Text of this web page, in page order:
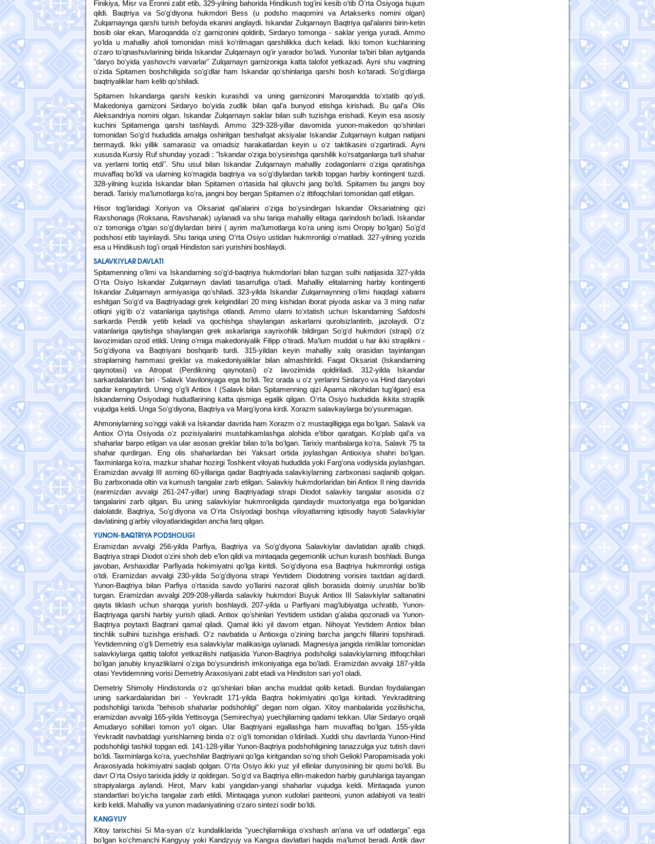
Finikiya, Misr va Eronni zabt etib, 329-yilning bahorida Hindikush togʻini kesib oʻtib Oʻrta Osiyoga hujum
qildi. Baqtriya va Soʻgʻdiyona hukmdori Bess (u podsho maqomini va Artakserks nomini olgan)
Zulqarnaynga qarshi turish befoyda ekanini anglaydi. Iskandar Zulqarnayn Baqtriya qal’alarini birin-ketin
bosib olar ekan, Maroqandda oʻz garnizonini qoldirib, Sirdaryo tomonga - saklar yeriga yuradi. Ammo
yoʻlda u mahalliy aholi tomonidan misli koʻrilmagan qarshilikka duch keladi. Ikki tomon kuchlarining
oʻzaro toʻqnashuvlarining birida Iskandar Zulqarnayn ogʻir yarador boʻladi. Yunonlar ta’biri bilan aytganda
"daryo boʻyida yashovchi varvarlar" Zulqarnayn garnizoniga katta talofot yetkazadi. Ayni shu vaqtning
oʻzida Spitamen boshchiligida soʻgʻdlar ham Iskandar qoʻshinlariga qarshi bosh koʻtaradi. Soʻgʻdlarga
baqtriyaliklar ham kelib qoʻshiladi.
Spitamen Iskandarga qarshi keskin kurashdi va uning garnizonini Maroqandda toʻxtatib qoʻydi.
Makedoniya garnizoni Sirdaryo boʻyida zudlik bilan qal’a bunyod etishga kirishadi. Bu qal’a Olis
Aleksandriya nomini olgan. Iskandar Zulqarnayn saklar bilan sulh tuzishga erishadi. Keyin esa asosiy
kuchini Spitamenga qarshi tashlaydi. Ammo 329-328-yillar davomida yunon-makedon qoʻshinlari
tomonidan Soʻgʻd hududida amalga oshirilgan beshafqat aksiyalar Iskandar Zulqarnayn kutgan natijani
bermaydi. Ikki yillik samarasiz va omadsiz harakatlardan keyin u oʻz taktikasini oʻzgartiradi. Ayni
xususda Kursiy Ruf shunday yozadi : "Iskandar oʻziga boʻysinishga qarshilik koʻrsatganlarga turli shahar
va yerlarni tortiq etdi". Shu usul bilan Iskandar Zulqarnayn mahalliy zodagonlarni oʻziga qaratishga
muvaffaq boʻldi va ularning koʻmagida baqtriya va soʻgʻdiylardan tarkib topgan harbiy kontingent tuzdi.
328-yilning kuzida Iskandar bilan Spitamen oʻrtasida hal qiluvchi jang boʻldi. Spitamen bu jangni boy
beradi. Tarixiy ma’lumotlarga koʻra, jangni boy bergan Spitamen oʻz ittifoqchilari tomonidan qatl etilgan.
Hisor togʻlaridagi Xoriyon va Oksariat qal’alarini oʻziga boʻysindirgan Iskandar Oksariatning qizi
Raxshonaga (Roksana, Ravshanak) uylanadi va shu tariqa mahalliy elitaga qarindosh boʻladi. Iskandar
oʻz tomoniga oʻtgan soʻgʻdiylardan birini ( ayrim ma’lumotlarga koʻra uning ismi Oropiy boʻlgan) Soʻgʻd
podshosi etib tayinlaydi. Shu tariqa uning Oʻrta Osiyo ustidan hukmronligi oʻrnatiladi. 327-yilning yozida
esa u Hindikush togʻi orqali Hindiston sari yurishini boshlaydi.
SALAVKIYLAR DAVLATI
Spitamenning oʻlimi va Iskandarning soʻgʻd-baqtriya hukmdorlari bilan tuzgan sulhi natijasida 327-yilda
Oʻrta Osiyo Iskandar Zulqarnayn davlati tasarrufiga oʻtadi. Mahalliy elitalarning harbiy kontingenti
Iskandar Zulqarnayn armiyasiga qoʻshiladi. 323-yilda Iskandar Zulqarnaynning oʻlimi haqdagi xabarni
eshitgan Soʻgʻd va Baqtriyadagi grek kelgindilari 20 ming kishidan iborat piyoda askar va 3 ming nafar
otliqni yigʻib oʻz vatanlariga qaytishga otlandi. Ammo ularni toʻxtatish uchun Iskandarning Safdoshi
sarkarda Perdik yetib keladi va qochishga shaylangan askarlarni qurolsizlantirib, jazolaydi. Oʻz
vatanlariga qaytishga shaylangan grek askarlariga xayrixohlik bildirgan Soʻgʻd hukmdori (strapi) oʻz
lavozimidan ozod etildi. Uning oʻrniga makedoniyalik Filipp oʻtiradi. Ma’lum muddat u har ikki straplikni -
Soʻgʻdiyona va Baqtriyani boshqarib turdi. 315-yildan keyin mahalliy xalq orasidan tayinlangan
straplarning hammasi greklar va makedoniyaliklar bilan almashtirildi. Faqat Oksariat (Iskandarning
qaynotasi) va Atropat (Perdikning qaynotasi) oʻz lavozimida qoldiriladi. 312-yilda Iskandar
sarkardalaridan biri - Salavk Vaviloniyaga ega boʻldi. Tez orada u oʻz yerlarini Sirdaryo va Hind daryolari
qadar kengaytirdi. Uning oʻgʻli Antiox I (Salavk bilan Spitamenning qizi Apama nikohidan tugʻilgan) esa
Iskandarning Osiyodagi hududlarining katta qismiga egalik qilgan. Oʻrta Osiyo hududida ikkita straplik
vujudga keldi. Unga Soʻgʻdiyona, Baqtriya va Margʻiyona kirdi. Xorazm salavkaylarga boʻysunmagan.
Ahmoniylarning soʻnggi vakili va Iskandar davrida ham Xorazm oʻz mustaqilligiga ega boʻlgan. Salavk va
Antiox Oʻrta Osiyoda oʻz pozisiyalarini mustahkamlashga alohida e’tibor qaratgan. Koʻplab qal’a va
shaharlar barpo etilgan va ular asosan greklar bilan toʻla boʻlgan. Tarixiy manbalarga koʻra, Salavk 75 ta
shahar qurdirgan. Eng olis shaharlardan biri Yaksart ortida joylashgan Antioxiya shahri boʻlgan.
Taxminlarga koʻra, mazkur shahar hozirgi Toshkent viloyati hududida yoki Fargʻona vodiysida joylashgan.
Eramizdan avvalgi III asrning 60-yillariga qadar Baqtriyada salavkiylarning zarbxonasi saqlanib qolgan.
Bu zarbxonada oltin va kumush tangalar zarb etilgan. Salavkiy hukmdorlaridan biri Antiox II ning davrida
(earimizdan avvalgi 261-247-yillar) uning Baqtriyadagi strapi Diodot salavkiy tangalar asosida oʻz
tangalarini zarb qilgan. Bu uning salavkiylar hukmronligida qandaydir muxtoriyatga ega boʻlganidan
dalolatdir. Baqtriya, Soʻgʻdiyona va Oʻrta Osiyodagi boshqa viloyatlarning iqtisodiy hayoti Salavkiylar
davlatining gʻarbiy viloyatlaridagidan ancha farq qilgan.
YUNON-BAQTRIYA PODSHOLIGI
Eramizdan avvalgi 256-yilda Parfiya, Baqtriya va Soʻgʻdiyona Salavkiylar davlatidan ajralib chiqdi.
Baqtriya strapi Diodot oʻzini shoh deb e’lon qildi va mintaqada gegemonlik uchun kurash boshladi. Bunga
javoban, Arshaxidlar Parfiyada hokimiyatni qoʻlga kiritdi. Soʻgʻdiyona esa Baqtriya hukmronligi ostiga
oʻtdi. Eramizdan avvalgi 230-yilda Soʻgʻdiyona strapi Yevtidem Diodotning vorisini taxtdan agʻdardi.
Yunon-Baqtriya bilan Parfiya oʻrtasida savdo yoʻllarini nazorat qilish borasida doimiy urushlar boʻlib
turgan. Eramizdan avvalgi 209-208-yillarda salavkiy hukmdori Buyuk Antiox III Salavkiylar saltanatini
qayta tiklash uchun sharqqa yurish boshlaydi. 207-yilda u Parfiyani magʻlubiyatga uchratib, Yunon-
Baqtriyaga qarshi harbiy yurish qiladi. Antiox qoʻshinlari Yevtidem ustidan gʻalaba qozonadi va Yunon-
Baqtriya poytaxti Baqtrani qamal qiladi. Qamal ikki yil davom etgan. Nihoyat Yevtidem Antiox bilan
tinchlik sulhini tuzishga erishadi. Oʻz navbatida u Antioxga oʻzining barcha jangchi fillarini topshiradi.
Yevtidemning oʻgʻli Demetriy esa salavkiylar malikasiga uylanadi. Magnesiya jangida rimliklar tomonidan
salavkiylarga qattiq talofot yetkazilishi natijasida Yunon-Baqtriya podsholigi salavkiylarning ittifoqchilari
boʻlgan janubiy knyazliklarni oʻziga boʻysundirish imkoniyatiga ega boʻladi. Eramizdan avvalgi 187-yilda
otasi Yevtidemning vorisi Demetriy Araxosiyani zabt etadi va Hindiston sari yoʻl oladi.
Demetriy Shimoliy Hindistonda oʻz qoʻshinlari bilan ancha muddat qolib ketadi. Bundan foydalangan
uning sarkardalaridan biri - Yevkradit 171-yilda Baqtra hokimiyatini qoʻlga kiritadi. Yevkraditning
podshohligi tarixda "behisob shaharlar podshohligi" degan nom olgan. Xitoy manbalarida yozilishicha,
eramizdan avvalgi 165-yilda Yettisoyga (Semirechya) yuechjilarning qadami tekkan. Ular Sirdaryo orqali
Amudaryo sohillari tomon yoʻl olgan. Ular Baqtriyani egallashga ham muvaffaq boʻlgan. 155-yilda
Yevkradit navbatdagi yurishlarning birida oʻz oʻgʻli tomonidan oʻldiriladi. Xuddi shu davrlarda Yunon-Hind
podshohligi tashkil topgan edi. 141-128-yillar Yunon-Baqtriya podshohligining tanazzulga yuz tutish davri
boʻldi. Taxminlarga koʻra, yuechshilar Baqtriyani qoʻlga kiritgandan soʻng shoh Geliokl Paropamisada yoki
Araxosiyada hokimiyatni saqlab qolgan. Oʻrta Osiyo ikki yuz yil ellinlar dunyosining bir qismi boʻldi. Bu
davr Oʻrta Osiyo tarixida jiddiy iz qoldirgan. Soʻgʻd va Baqtriya ellin-makedon harbiy guruhlariga tayangan
strapiyalarga aylandi. Hirot, Marv kabi yangidan-yangi shaharlar vujudga keldi. Mintaqada yunon
standartlari boʻyicha tangalar zarb etildi. Mintaqaga yunon xudolari panteoni, yunon adabiyoti va teatri
kirib keldi. Mahalliy va yunon madaniyatining oʻzaro sintezi sodir boʻldi.
KANGYUY
Xitoy tarixchisi Si Ma-syan oʻz kundaliklarida "yuechjilarnikiga oʻxshash an’ana va urf odatlarga" ega
boʻlgan koʻchmanchi Kangyuy yoki Kandzyuy va Kangxa davlatlari haqida ma’lumot beradi. Antik davr